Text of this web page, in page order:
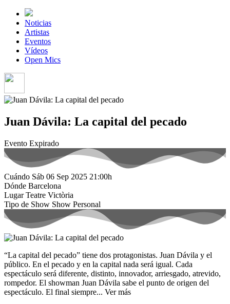
Noticias
Artistas
Eventos
Vídeos
Open Mics
Juan Dávila: La capital del pecado
Evento Expirado
Cuándo Sáb 06 Sep 2025 21:00h
Dónde Barcelona
LugarTeatre Victòria
Tipo de Show Show Personal
“La capital del pecado” tiene dos protagonistas. Juan Dávila y el
público. En el pecado y en la capital nada será igual. Cada
espectáculo será diferente, distinto, innovador, arriesgado, atrevido,
rompedor. El showman Juan Dávila sabe el punto de origen del
espectáculo. El final siempre... Ver más